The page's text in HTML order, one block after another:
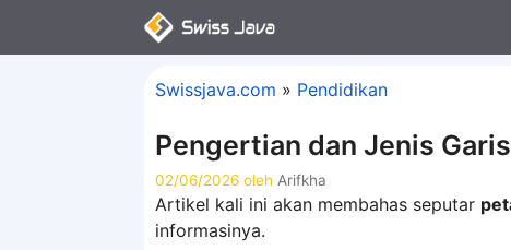
Swissjava.com » Pendidikan
Pengertian dan Jenis
02/06/2026 oleh Arifkha
Artikel kali ini akan membahas seputar
informasinya.